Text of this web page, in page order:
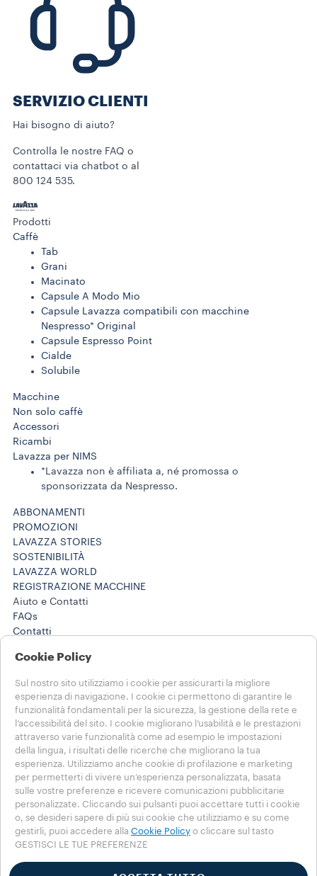
SERVIZIO CLIENTI​
Hai bisogno di aiuto?​
Controlla le nostre FAQ o
contattaci via chatbot o al
800 124 535.
Prodotti
Caffè
Tab
Grani
Macinato
Capsule A Modo Mio
Capsule Lavazza compatibili con macchine
Nespresso* Original
Capsule Espresso Point
Cialde
Solubile
Macchine
Non solo caffè
Accessori
Ricambi
Lavazza per NIMS
*Lavazza non è affiliata a, né promossa o
sponsorizzata da Nespresso.
ABBONAMENTI
PROMOZIONI
LAVAZZA STORIES
SOSTENIBILITÀ
LAVAZZA WORLD
REGISTRAZIONE MACCHINE
Aiuto e Contatti
FAQs
Contatti
800 124 535
Note Legali e Privacy
Termini di utilizzo
Condizioni di vendita e-commerce
Termini e condizioni Lavazza da te
Disdici l'ordine o l'abbonamento qui
SCEGLI IL TUO PAESE
ITALIA
ALTRE NAZIONI
Privacy Policy
Cookie Policy
Sul nostro sito utilizziamo i cookie per assicurarti la migliore
esperienza di navigazione. I cookie ci permettono di garantire le
funzionalità fondamentali per la sicurezza, la gestione della rete e
l’accessibilità del sito. I cookie migliorano l’usabilità e le prestazioni
attraverso varie funzionalità come ad esempio le impostazioni
della lingua, i risultati delle ricerche che migliorano la tua
esperienza. Utilizziamo anche cookie di profilazione e marketing
per permetterti di vivere un’esperienza personalizzata, basata
sulle vostre preferenze e ricevere comunicazioni pubblicitarie
personalizzate. Cliccando sui pulsanti puoi accettare tutti i cookie
o, se desideri sapere di più sui cookie che utilizziamo e su come
gestirli, puoi accedere alla Cookie Policy o cliccare sul tasto
GESTISCI LE TUE PREFERENZE